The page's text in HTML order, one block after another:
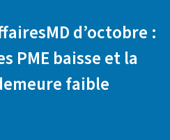
d’octobre :
PME baisse et la
faible